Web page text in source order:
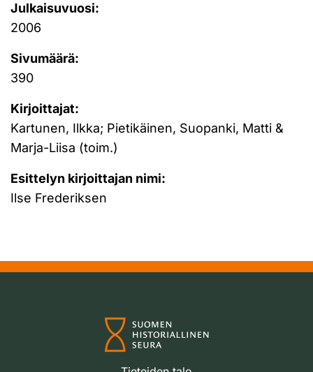
Julkaisuvuosi:
2006
Sivumäärä:
390
Kirjoittajat:
Kartunen, Ilkka; Pietikäinen, Suopanki, Matti &
Marja-Liisa (toim.)
Esittelyn kirjoittajan nimi:
Ilse Frederiksen